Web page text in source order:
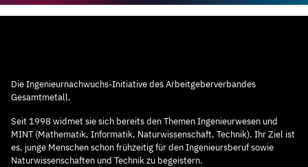
Die Ingenieurnachwuchs-Initiative des Arbeitgeberverbandes
Gesamtmetall.
Seit 1998 widmet sie sich bereits den Themen Ingenieurwesen und
MINT (Mathematik, Informatik, Naturwissenschaft, Technik). Ihr Ziel ist
es, junge Menschen schon frühzeitig für den Ingenieursberuf sowie
Naturwissenschaften und Technik zu begeistern.